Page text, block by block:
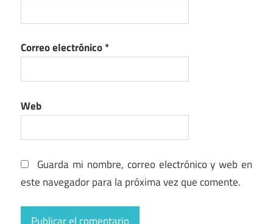
Correo electrónico*
Web
Guarda mi nombre, correo electrónico y web en
este navegador para la próxima vez que comente.